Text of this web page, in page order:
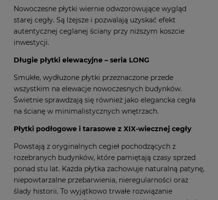
Płytki stylizowane na starą cegłę
Nowoczesne płytki wiernie odwzorowujące wygląd
starej cegły. Są lżejsze i pozwalają uzyskać efekt
autentycznej ceglanej ściany przy niższym koszcie
inwestycji.
Długie płytki elewacyjne – seria LONG
Smukłe, wydłużone płytki przeznaczone przede
wszystkim na elewacje nowoczesnych budynków.
Świetnie sprawdzają się również jako elegancka cegła
na ścianę w minimalistycznych wnętrzach.
Płytki podłogowe i tarasowe z XIX-wiecznej cegły
Powstają z oryginalnych cegieł pochodzących z
rozebranych budynków, które pamiętają czasy sprzed
ponad stu lat. Każda płytka zachowuje naturalną patynę,
niepowtarzalne przebarwienia, nieregularności oraz